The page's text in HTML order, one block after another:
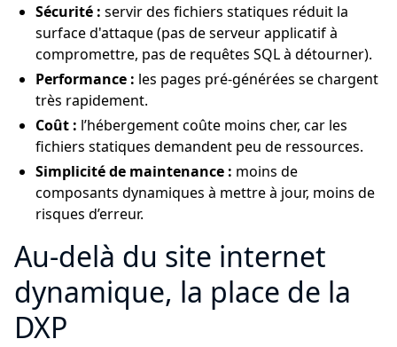
Sécurité : servir des fichiers statiques réduit la
surface d'attaque (pas de serveur applicatif à
compromettre, pas de requêtes SQL à détourner).
Performance : les pages pré-générées se chargent
très rapidement.
Coût : l’hébergement coûte moins cher, car les
fichiers statiques demandent peu de ressources.
Simplicité de maintenance : moins de
composants dynamiques à mettre à jour, moins de
risques d’erreur.
Au-delà du site internet
dynamique, la place de la
DXP